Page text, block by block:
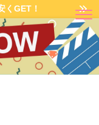
くGET！